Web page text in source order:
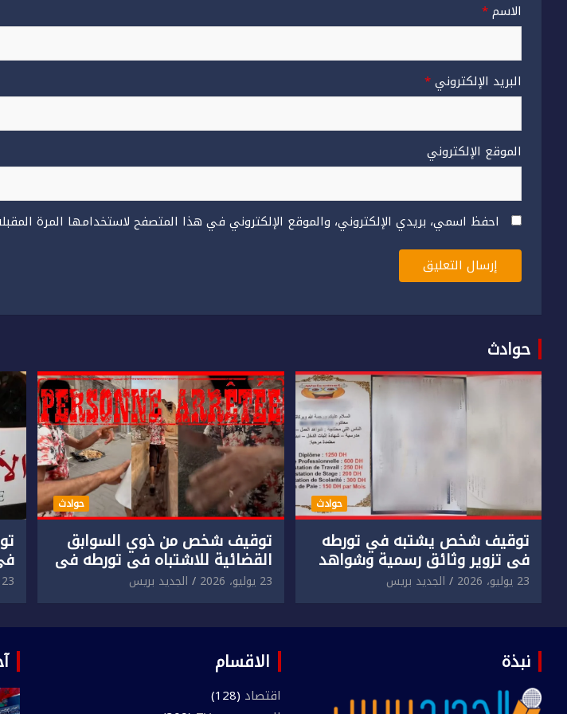
الاسم*
البريد الإلكتروني*
الموقع الإلكتروني
احفظ اسمي، بريدي الإلكتروني، والموقع الإلكتروني في هذا المتصفح لاستخدامها المرة
حوادث
حوادث
توقيف شخص يشتبه في تورطه
في تزوير وثائق رسمية وشواهد
دراسية وعرضها للبيع بمقابل
مادي.
23 يوليو، 2026 الجديد بريس
حوادث
توقيف شخص من ذوي السوابق
القضائية للاشتباه في تورطه في
الابتزاز المقرون باعتداء جسدي
في حق سائح أجنبي.
23 يوليو، 2026 الجديد بريس 23 يوليو، 2026
نبذة الاقسام
اقتصاد (128)